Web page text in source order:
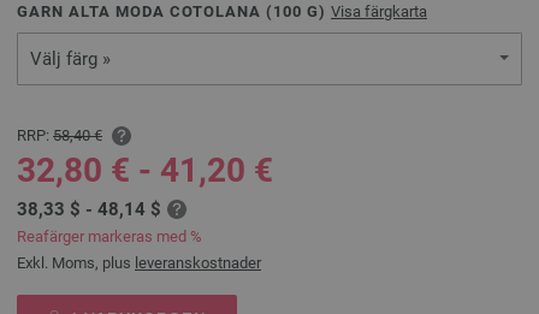
GARN ALTA MODA COTOLANA ( 100 G) Visa färgkarta
Välj färg »
RRP: 58,40 €
32,80 € - 41,20 €
38,33 $ - 48,14 $
Reafärger markeras med %
Exkl. Moms, plus leveranskostnader